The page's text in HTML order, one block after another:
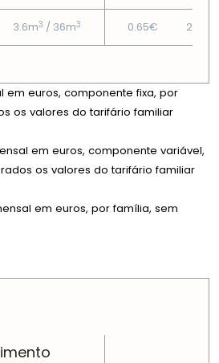
3.6m3 / 36m3 0.65€ 29.71€
em euros, componente fixa, por
os valores do tarifário familiar
em euros, componente variável,
os valores do tarifário familiar
em euros, por família, sem